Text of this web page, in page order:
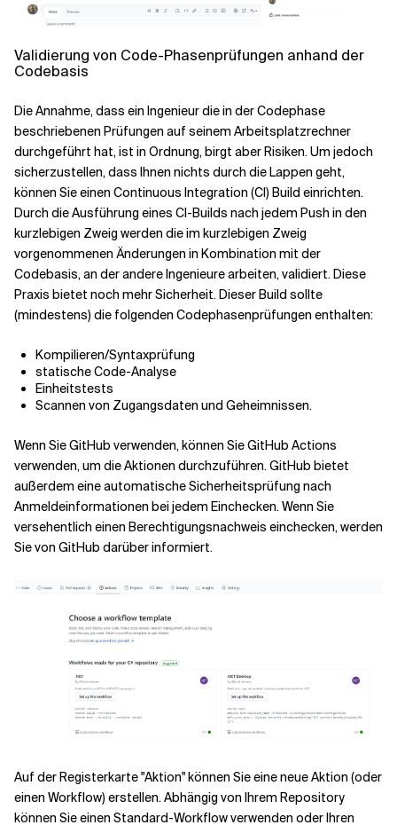
Validierung von Code-Phasenprüfungen anhand der
Codebasis
Die Annahme, dass ein Ingenieur die in der Codephase
beschriebenen Prüfungen auf seinem Arbeitsplatzrechner
durchgeführt hat, ist in Ordnung, birgt aber Risiken. Um jedoch
sicherzustellen, dass Ihnen nichts durch die Lappen geht,
können Sie einen Continuous Integration (CI) Build einrichten.
Durch die Ausführung eines CI-Builds nach jedem Push in den
kurzlebigen Zweig werden die im kurzlebigen Zweig
vorgenommenen Änderungen in Kombination mit der
Codebasis, an der andere Ingenieure arbeiten, validiert. Diese
Praxis bietet noch mehr Sicherheit. Dieser Build sollte
(mindestens) die folgenden Codephasenprüfungen enthalten:
Kompilieren/Syntaxprüfung
statische Code-Analyse
Einheitstests
Scannen von Zugangsdaten und Geheimnissen.
Wenn Sie GitHub verwenden, können Sie GitHub Actions
verwenden, um die Aktionen durchzuführen. GitHub bietet
außerdem eine automatische Sicherheitsprüfung nach
Anmeldeinformationen bei jedem Einchecken. Wenn Sie
versehentlich einen Berechtigungsnachweis einchecken, werden
Sie von GitHub darüber informiert.
Auf der Registerkarte "Aktion" können Sie eine neue Aktion (oder
einen Workflow) erstellen. Abhängig von Ihrem Repository
können Sie einen Standard-Workflow verwenden oder Ihren